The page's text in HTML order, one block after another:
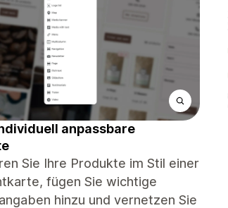
anpassbare
Sie Ihre Produkte im Stil einer
fügen Sie wichtige
hinzu und vernetzen Sie